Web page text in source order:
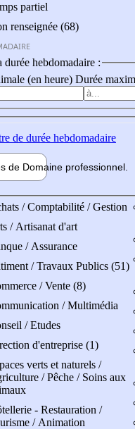
partiel
renseignée (68)
durée hebdomadaire :
(en heure) Durée
de durée hebdomadaire
de Domaine professionnel
/ Comptabilité / Gestion
/ Artisanat d'art
/ Assurance
/ Travaux Publics (51)
/ Vente (8)
/ Multimédia
/ Etudes
d'entreprise (1)
verts et naturels /
/ Pêche / Soins aux
- Restauration /
/ Animation